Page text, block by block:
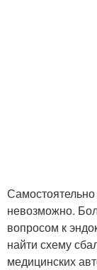
невозможно.
вопросом к
найти схему
медицинских